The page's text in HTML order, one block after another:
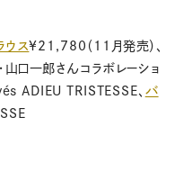
ウス¥21,780（11月発売）、
山口一郎さんコラボレーショ
ADIEU TRISTESSE、 バ